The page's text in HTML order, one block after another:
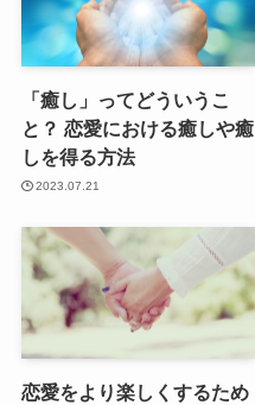
「癒し」ってどういうこ
と？ 恋愛における癒しや癒
しを得る方法
2023.07.21
恋愛をより楽しくするため